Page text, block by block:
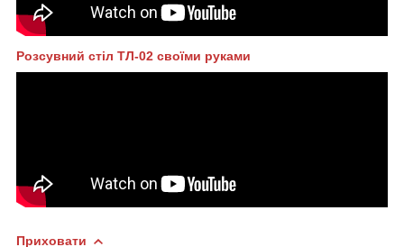
Розсувний стіл ТЛ-02 своїми руками
Приховати